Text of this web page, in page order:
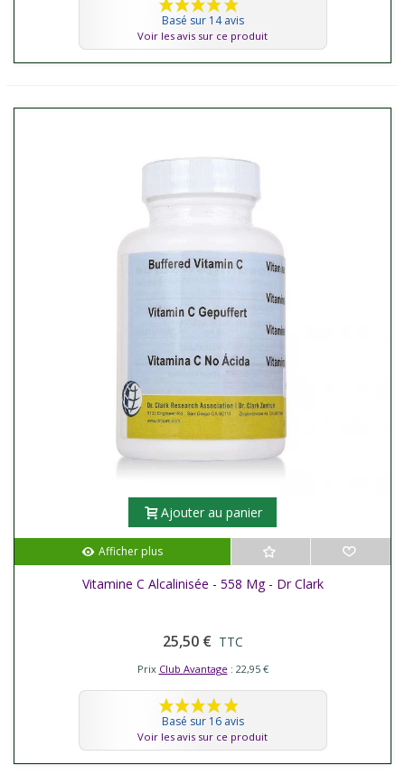
Basé sur 14 avis
Voir les avis sur ce produit
Ajouter au panier
Afficher plus
Vitamine C Alcalinisée - 558 Mg - Dr Clark
25,50 € TTC
Prix Club Avantage : 22,95 €
Basé sur 16 avis
Voir les avis sur ce produit